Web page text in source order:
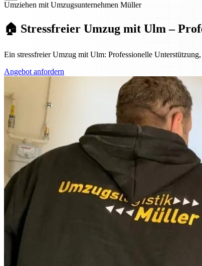
Umziehen mit Umzugsunternehmen Müller
🏠 Stressfreier Umzug mit Ulm –
Ein stressfreier Umzug mit Ulm: Professionelle
Angebot anfordern